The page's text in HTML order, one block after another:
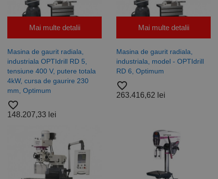
Mai multe detalii
Masina de gaurit radiala,
industriala OPTIdrill RD 5,
tensiune 400 V, putere totala
4kW, cursa de gaurire 230
mm, Optimum
favorite_border
148.207,33 lei
Mai multe detalii
Masina de gaurit radiala,
industriala, model - OPTIdrill
RD 6, Optimum
favorite_border
263.416,62 lei